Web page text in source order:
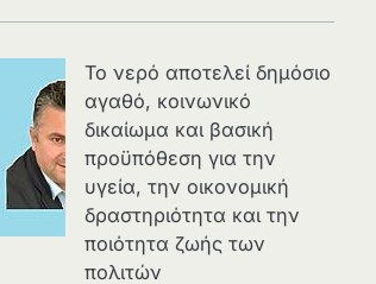
Το νερό αποτελεί δημόσιο
αγαθό, κοινωνικό
δικαίωμα και βασική
προϋπόθεση για την
υγεία, την οικονομική
δραστηριότητα και την
ποιότητα ζωής των
πολιτών